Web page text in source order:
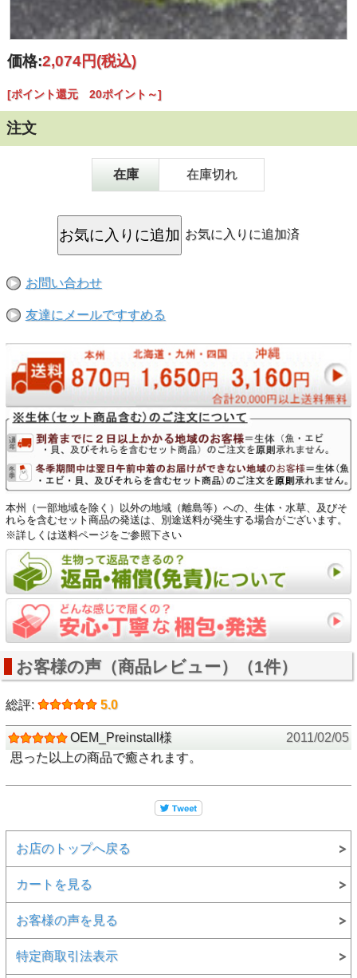
価格:2,074円(税込)
[ポイント還元 20ポイント～]
注文
在庫 在庫切れ
お気に入りに追加済
お問い合わせ
友達にメールですすめる
本州（一部地域を除く）以外の地域（離島等）への、生体・水草、及びそ
れらを含むセット商品の発送は、別途送料が発生する場合がございます。
※詳しくは送料ページをご参照下さい
お客様の声（商品レビュー）（1件）
総評: 5.0
OEM_Preinstall様
2011/02/05
思った以上の商品で癒されます。
お店のトップへ戻る
カートを見る
お客様の声を見る
特定商取引法表示